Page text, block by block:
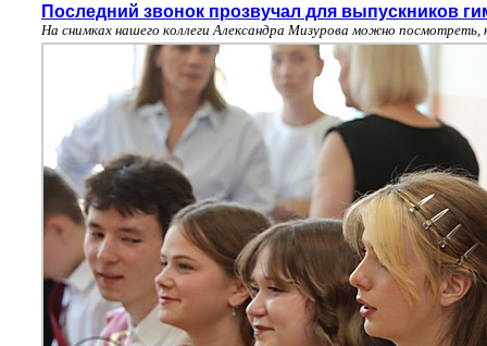
Последний звонок прозвучал для выпускников
На снимках нашего коллеги Александра Мизурова можно посмотреть,